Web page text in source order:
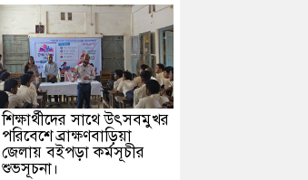
শিক্ষার্থীদের সাথে উৎসবমুখর
পরিবেশে ব্রাক্ষণবাড়িয়া
জেলায় বইপড়া কর্মসূচীর
শুভসূচনা।